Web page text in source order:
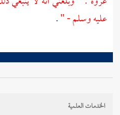
عليه وسلم - ".
الخدمات العلمية